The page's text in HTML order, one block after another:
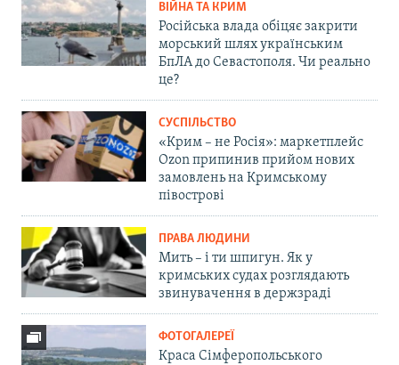
ВІЙНА ТА КРИМ
Російська влада обіцяє закрити
морський шлях українським
БпЛА до Севастополя. Чи реально
це?
СУСПІЛЬСТВО
«Крим – не Росія»: маркетплейс
Ozon припинив прийом нових
замовлень на Кримському
півострові
ПРАВА ЛЮДИНИ
Мить – і ти шпигун. Як у
кримських судах розглядають
звинувачення в держзраді
ФОТОГАЛЕРЕЇ
Краса Сімферопольського